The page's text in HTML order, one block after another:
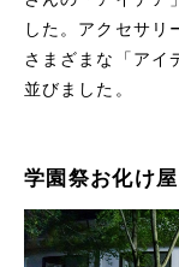
した。アクセサリ
さまざまな「アイ
並びました。
学園祭お化け